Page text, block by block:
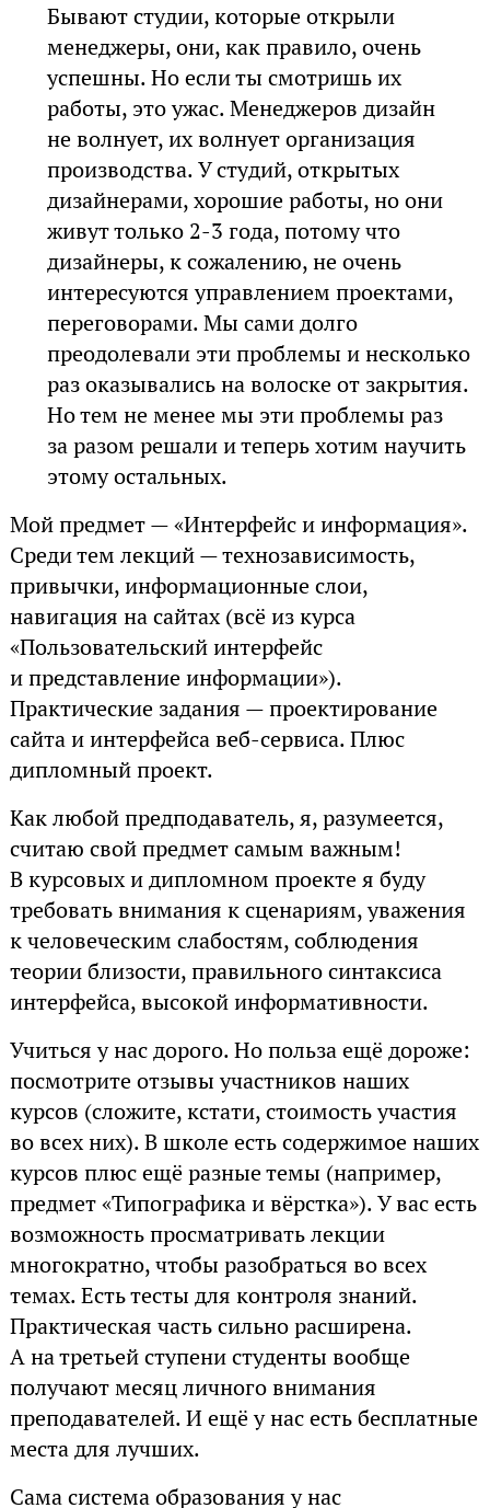
Бывают студии, которые открыли
менеджеры, они, как правило, очень
успешны. Но если ты смотришь их
работы, это ужас. Менеджеров дизайн
не волнует, их волнует организация
производства. У студий, открытых
дизайнерами, хорошие работы, но они
живут только 2-3 года, потому что
дизайнеры, к сожалению, не очень
интересуются управлением проектами,
переговорами. Мы сами долго
преодолевали эти проблемы и несколько
раз оказывались на волоске от закрытия.
Но тем не менее мы эти проблемы раз
за разом решали и теперь хотим научить
этому остальных.
Мой предмет — «Интерфейс и информация».
Среди тем лекций — технозависимость,
привычки, информационные слои,
навигация на сайтах (всё из курса
«Пользовательский интерфейс
и представление информации»).
Практические задания — проектирование
сайта и интерфейса веб-сервиса. Плюс
дипломный проект.
Как любой предподаватель, я, разумеется,
считаю свой предмет самым важным!
В курсовых и дипломном проекте я буду
требовать внимания к сценариям, уважения
к человеческим слабостям, соблюдения
теории близости, правильного синтаксиса
интерфейса, высокой информативности.
Учиться у нас дорого. Но польза ещё дороже:
посмотрите отзывы участников наших
курсов (сложите, кстати, стоимость участия
во всех них). В школе есть содержимое наших
курсов плюс ещё разные темы (например,
предмет «Типографика и вёрстка»). У вас есть
возможность просматривать лекции
многократно, чтобы разобраться во всех
темах. Есть тесты для контроля знаний.
Практическая часть сильно расширена.
А на третьей ступени студенты вообще
получают месяц личного внимания
преподавателей. И ещё у нас есть бесплатные
места для лучших.
Сама система образования у нас